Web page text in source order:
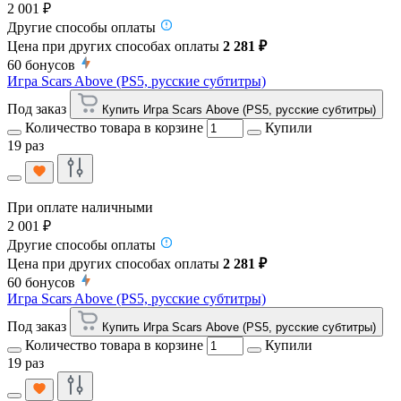
2 001 ₽
Другие способы оплаты
Цена при других способах оплаты 2 281 ₽
60 бонусов
Игра Scars Above (PS5, русские субтитры)
Под заказ
Купить Игра Scars Above (PS5, русские субтитры)
Количество товара в корзине
Купили
19 раз
При оплате наличными
2 001 ₽
Другие способы оплаты
Цена при других способах оплаты 2 281 ₽
60 бонусов
Игра Scars Above (PS5, русские субтитры)
Под заказ
Купить Игра Scars Above (PS5, русские субтитры)
Количество товара в корзине
Купили
19 раз